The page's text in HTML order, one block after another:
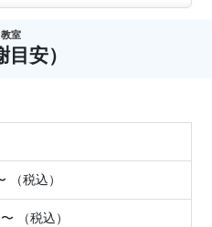
室
安）
（税込）
（税込）